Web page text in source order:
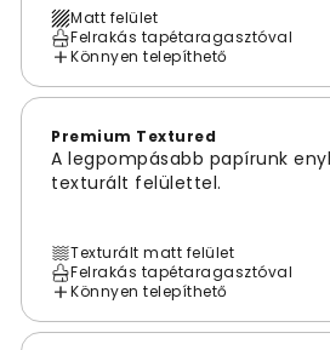
Matt felület
Felrakás tapétaragasztóval
Könnyen telepíthető
Premium Textured
A legpompásabb papírunk
texturált felülettel.
Texturált matt felület
Felrakás tapétaragasztóval
Könnyen telepíthető